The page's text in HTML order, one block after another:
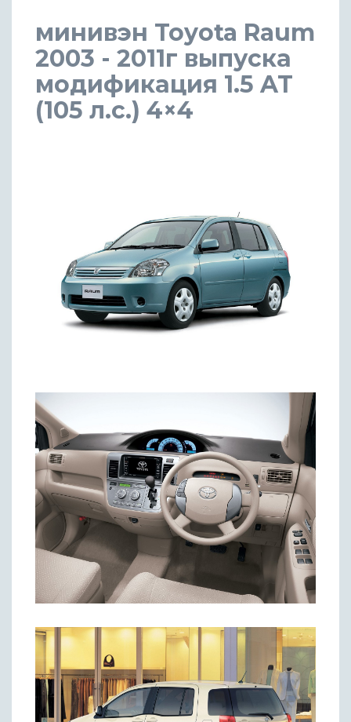
минивэн Toyota Raum
2003 - 2011г выпуска
модификация 1.5 AT
(105 л.с.) 4×4